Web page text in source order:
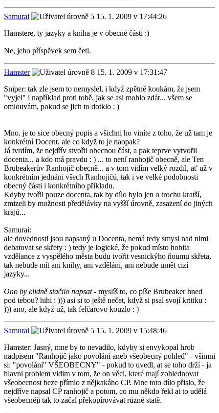
Samurai
15. 1. 2009 v 17:44:26
Hamstere, ty jazyky a kniha je v obecné části :)
Ne, jeho příspěvek sem četl.
Hamster
15. 1. 2009 v 17:31:47
Sniper: tak zle jsem to nemyslel, i když zpětně koukám, že jsem
"vyjel" i například proti tobě, jak se asi mohlo zdát... všem se
omlouvám, pokud se jich to dotklo : )
Mno, je to sice obecný popis a všichni ho viníte z toho, že už tam je
konkrétní Docent, ale co když to je naopak?
Já tvrdím, že nejdřív stvořil obecnou část, a pak teprve vytvořil
docenta... a kdo má pravdu : ) ... to není ranhojič obecně, ale Ten
Brubeakerův Ranhojič obecně... a v tom vidím velký rozdíl, ať už v
konkrétním jednání všech Ranhojičů, tak i ve velké podobnosti
obecný části i konkrétního příkladu.
Kdyby tvořil pouze docenta, tak by dílo bylo jen o trochu kratší,
zmizeli by možnosti předělávky na vyšší úrovně, zasazení do jiných
krajů...
Samurai:
ale dovednosti jsou napsaný u Docenta, nemá tedy smysl nad nimi
debatovat se skřety : ) tedy je logické, že pokud místo hobita
vzdělance z vyspělého města budu tvořit vesnickýho ňoumu skřeta,
tak nebude mít ani knihy, ani vzdělání, ani nebude umět cizí
jazyky...
Ono by klidně stačilo napsat- myslíš to, co píše Brubeaker hned
pod tebou? hihi : ))) asi si to ještě nečet, když si psal svojí kritiku :
))) ano, ale když už, tak felčarovo kouzlo : )
Samurai
15. 1. 2009 v 15:48:46
Hamster: Jasný, mne by to nevadilo, kdyby si envykopal hrob
nadpisem "Ranhojič jako povolání aneb všeobecný pohled" - všimni
si: "povolání" VŠEOBECNY" - pokud to uvedl, at se toho drží - ja
hlavni problem vidim v tom, že on věci, které mají zohlednovat
všeobecnost beze přímio z nějkakáho CP. Mne toto dílo přislo, že
nejdříve napsal CP ranhojič a potom, co mu někdo řekl at to udělá
všeobecněji tak to začal překopírovávat různé statě.